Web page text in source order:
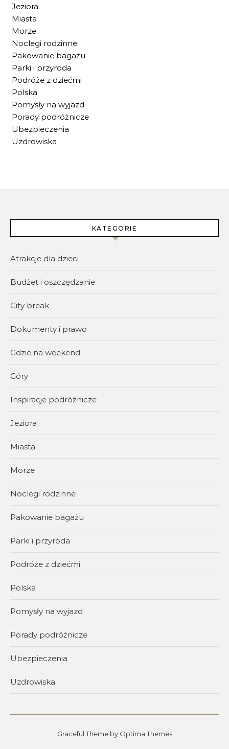
Jeziora
Miasta
Morze
Noclegi rodzinne
Pakowanie bagażu
Parki i przyroda
Podróże z dziećmi
Polska
Pomysły na wyjazd
Porady podróżnicze
Ubezpieczenia
Uzdrowiska
KATEGORIE
Atrakcje dla dzieci
Budżet i oszczędzanie
City break
Dokumenty i prawo
Gdzie na weekend
Góry
Inspiracje podróżnicze
Jeziora
Miasta
Morze
Noclegi rodzinne
Pakowanie bagażu
Parki i przyroda
Podróże z dziećmi
Polska
Pomysły na wyjazd
Porady podróżnicze
Ubezpieczenia
Uzdrowiska
Graceful Theme by Optima Themes